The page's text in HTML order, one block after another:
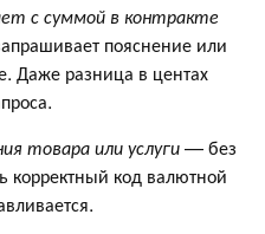
с суммой в контракте
пояснение или
Даже разница в центах
товара или услуги— без
корректный код валютной